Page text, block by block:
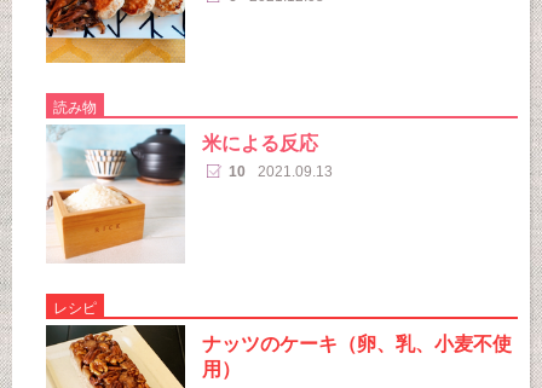
読み物
米による反応
10 2021.09.13
レシピ
ナッツのケーキ（卵、乳、小麦不使
用）